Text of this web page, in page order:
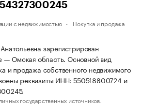
с недвижимостью
Покупка и продажа
зарегистрирован
— Омская область. Основной вид
и продажа собственного недвижимого
реквизиты ИНН: 550518800724 и
государственных источников.